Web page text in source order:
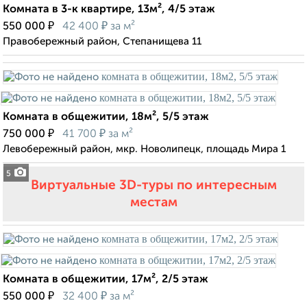
Комната в 3-к квартире, 13м², 4/5 этаж
550 000 ₽ 42 400 ₽ за м²
Правобережный район, Степанищева 11
5
Комната в общежитии, 18м², 5/5 этаж
750 000 ₽ 41 700 ₽ за м²
Левобережный район, мкр. Новолипецк, площадь Мира 1
Виртуальные 3D-туры по интересным
местам
Комната в общежитии, 17м², 2/5 этаж
550 000 ₽ 32 400 ₽ за м²